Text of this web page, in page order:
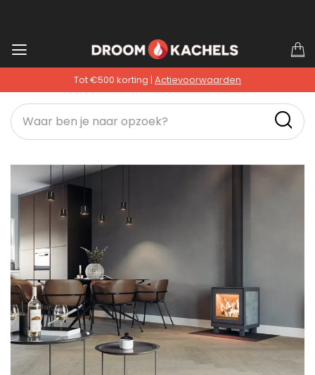
Ga
inhoud
Tot €500 korting | Actievoorwaarden
naar
het
einde
van
de
afbeeldingen-
gallerij